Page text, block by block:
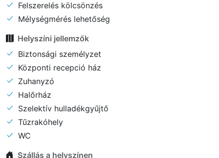
Felszerelés kölcsönzés
Mélységmérés lehetőség
Helyszíni jellemzők
Biztonsági személyzet
Központi recepció ház
Zuhanyzó
Halőrház
Szelektív hulladékgyűjtő
Tűzrakóhely
WC
Szállás a helyszínen